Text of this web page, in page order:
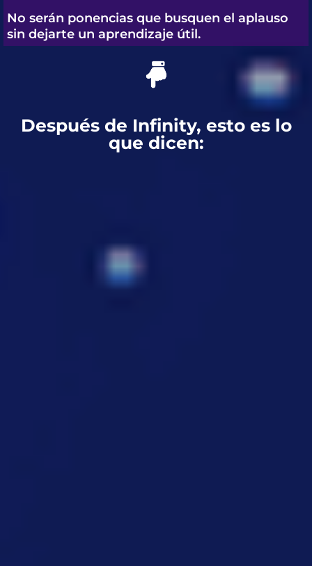
No serán ponencias que busquen el aplauso
sin dejarte un aprendizaje útil.
Después de Infinity, esto es lo
que dicen: